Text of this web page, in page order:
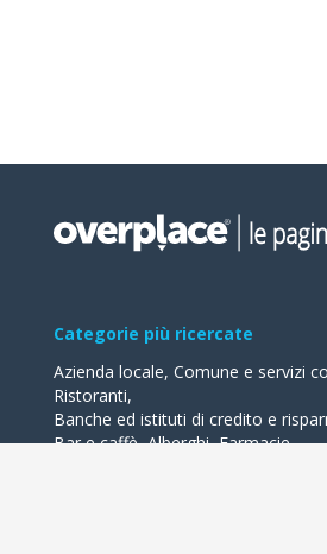
Categorie più ricercate
Azienda locale, Comune e servizi
Ristoranti,
Banche ed istituti di credito e
Bar e caffè,Alberghi,Farmacie,